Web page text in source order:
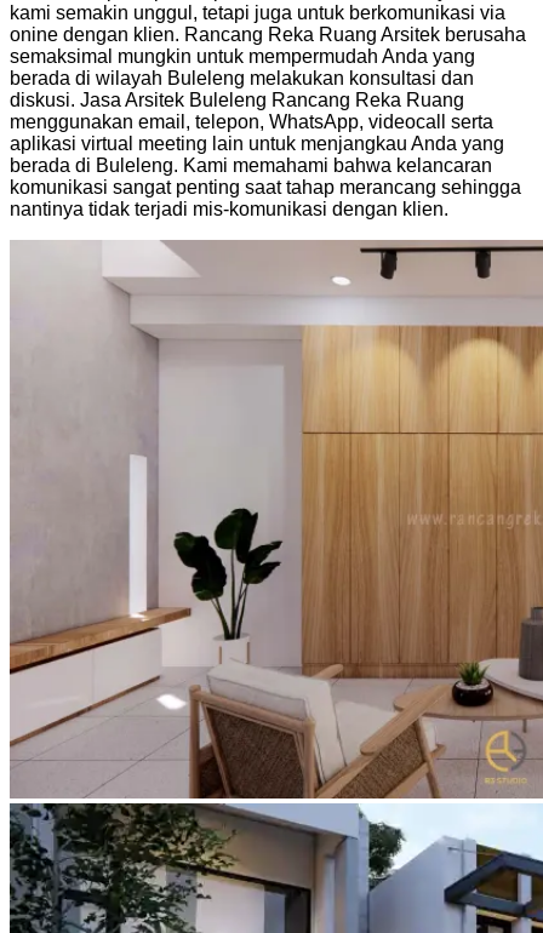
kami semakin unggul, tetapi juga untuk berkomunikasi via
onine dengan klien. Rancang Reka Ruang Arsitek berusaha
semaksimal mungkin untuk mempermudah Anda yang
berada di wilayah Buleleng melakukan konsultasi dan
diskusi. Jasa Arsitek Buleleng Rancang Reka Ruang
menggunakan email, telepon, WhatsApp, videocall serta
aplikasi virtual meeting lain untuk menjangkau Anda yang
berada di Buleleng. Kami memahami bahwa kelancaran
komunikasi sangat penting saat tahap merancang sehingga
nantinya tidak terjadi mis-komunikasi dengan klien.